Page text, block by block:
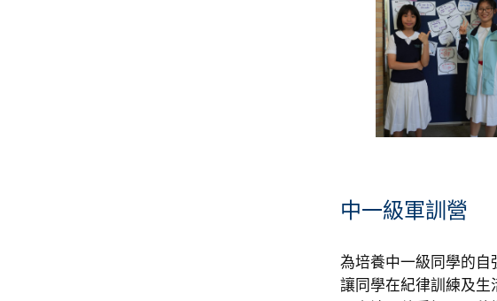
中一級軍訓營
為培養中一級同學的自
讓同學在紀律訓練及生